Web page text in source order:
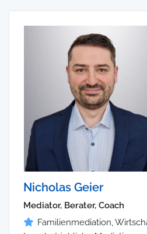
Nicholas Geier
Mediator, Berater, Coach
Familienmediation,